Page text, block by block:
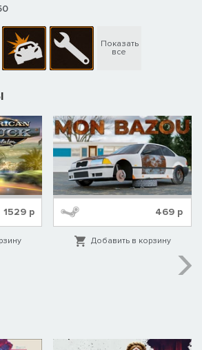
Показать
все
1529 р 469р
Добавить в корзину